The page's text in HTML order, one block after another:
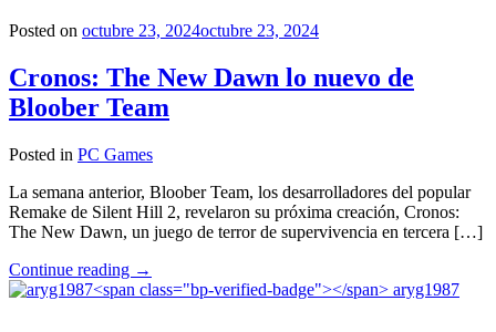
videojuego
terror
con
estética
de
llegará
en
2025"
Posted on octubre 23, 2024octubre 23, 2024
Cronos: The New Dawn lo nuevo de
Bloober Team
Posted in PC Games
La semana anterior, Bloober Team, los desarrolladores del popular
Remake de Silent Hill 2, revelaron su próxima creación, Cronos:
The New Dawn, un juego de terror de supervivencia en tercera […]
Continue reading "Cronos:
The
→
aryg1987